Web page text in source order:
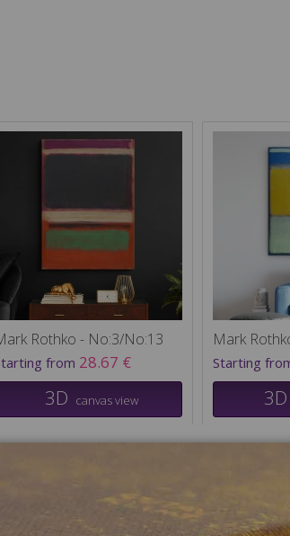
Rothko - No:3/No:13
from 28.67 €
3D canvas view
Mark
Starting
3D